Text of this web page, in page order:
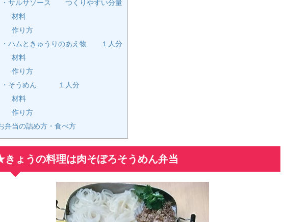
・サルサソース つくりやすい分量
材料
作り方
・ハムときゅうりのあえ物 １人分
材料
作り方
・そうめん １人分
材料
作り方
弁当の詰め方・食べ方
ょうの料理は肉そぼろそうめん弁当